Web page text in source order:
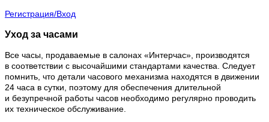
Регистрация/Вход
Уход за часами
Все часы, продаваемые в салонах «Интерчас», производятся
в соответствии с высочайшими стандартами качества. Следует
помнить, что детали часового механизма находятся в движении
24 часа в сутки, поэтому для обеспечения длительной
и безупречной работы часов необходимо регулярно проводить
их техническое обслуживание.